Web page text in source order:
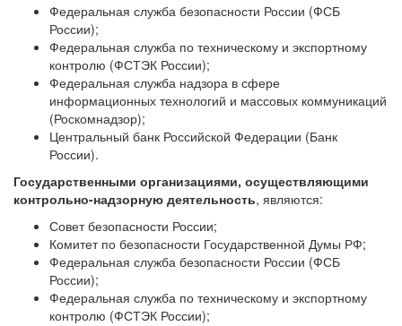
Федеральная служба безопасности России (ФСБ
России);
Федеральная служба по техническому и экспортному
контролю (ФСТЭК России);
Федеральная служба надзора в сфере
информационных технологий и массовых коммуникаций
(Роскомнадзор);
Центральный банк Российской Федерации (Банк
России).
Государственными организациями, осуществляющими
контрольно-надзорную деятельность, являются:
Совет безопасности России;
Комитет по безопасности Государственной Думы РФ;
Федеральная служба безопасности России (ФСБ
России);
Федеральная служба по техническому и экспортному
контролю (ФСТЭК России);